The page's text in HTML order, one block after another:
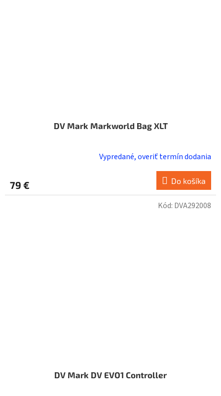
DV Mark Markworld Bag XLT
Vypredané, overiť termín dodania
79 € Do košíka
DV Mark DV EVO1 Controller
Kód: DVA292008